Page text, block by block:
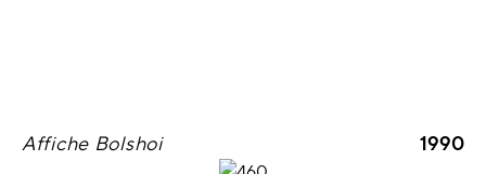
Affiche Bolshoi 1990